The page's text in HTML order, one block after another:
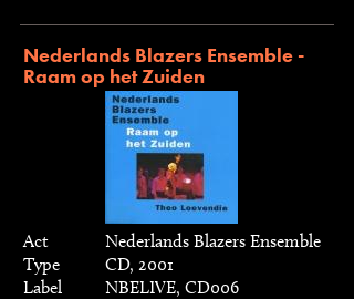
Nederlands Blazers Ensemble -
Raam op het Zuiden
Act
Nederlands Blazers Ensemble
Type
CD, 2001
Label
NBELIVE, CD006